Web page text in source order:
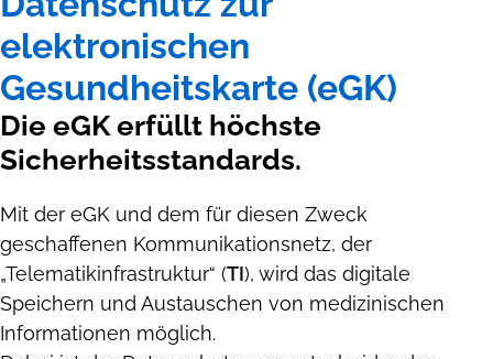
elektronischen
Gesundheitskarte (eGK)
Die eGK erfüllt höchste
Sicherheitsstandards.
Mit der eGK und dem für diesen Zweck
geschaffenen Kommunikationsnetz, der
„Telematikinfrastruktur“ (TI), wird das digitale
Speichern und Austauschen von medizinischen
Informationen möglich.